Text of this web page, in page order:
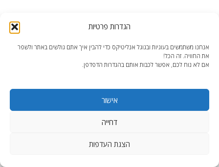
הגדרות פרטיות
אנחנו משתמשים בעוגיות ובגוגל אנליטיקס כדי להבין איך אתם גולשים באתר ולשפר
את החוויה. זה הכל!
אם לא נוח לכם, אפשר לכבות אותם בהגדרות הדפדפן.
אישור
דחייה
הצגת העדפות
WordPress Theme: AccessPress Lite